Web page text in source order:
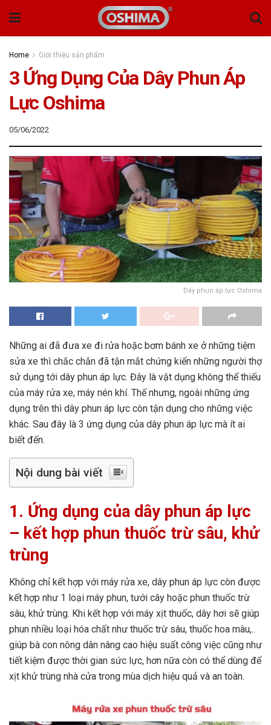
Home Giới thiệu sản phẩm
3 Ứng Dụng Của Dây Phun Áp
Lực Oshima
05/06/2022
Dây phun áp lực Oshima
Những ai đã đưa xe đi rửa hoặc bơm bánh xe ở những tiệm
sửa xe thì chắc chắn đã tận mắt chứng kiến những người thợ
sử dụng tới dây phun áp lực. Đây là vật dụng không thể thiếu
của máy rửa xe, máy nén khí. Thế nhưng, ngoài những ứng
dụng trên thì dây phun áp lực còn tận dụng cho những việc
khác. Sau đây là 3 ứng dụng của dây phun áp lực mà ít ai
biết đến.
Nội dung bài viết
1. Ứng dụng của dây phun áp lực
– kết hợp phun thuốc trừ sâu, khử
trùng
Không chỉ kết hợp với máy rửa xe, dây phun áp lực còn được
kết hợp như 1 loại máy phun, tưới cây hoặc phun thuốc trừ
sâu, khử trùng. Khi kết hợp với máy xịt thuốc, dây hơi sẽ giúp
phun nhiều loại hóa chất như thuốc trừ sâu, thuốc hoa màu,..
giúp bà con nông dân nâng cao hiệu suất công việc cũng như
tiết kiệm được thời gian sức lực, hơn nữa còn có thể dùng để
xịt khử trùng nhà cửa trong mùa dịch hiệu quả và an toàn.